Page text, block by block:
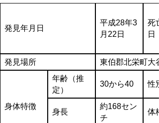
発見年月日
平成28年3
月22日
死
日
発見場所 東伯郡北栄町大
身体特徴
年齢（推
定）
30から40 性別
身長
約168セン
チ
体格